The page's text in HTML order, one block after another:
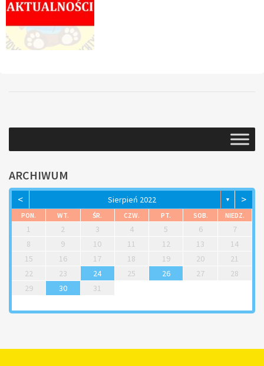
ARCHIWUM
< Sierpień 2022 ▼ >
PON. WT. ŚR. CZW. PT. SOB. NIEDZ.
1 2 3 4 5 6
7
8
9 10 11 12 13
14
15
16 17 18 19 20
21
22
23 24 25 26 27
28
29
30 31